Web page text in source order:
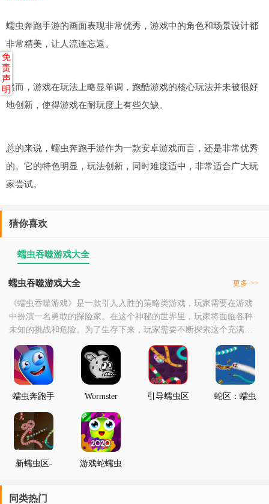
蠕虫奔跑手游的画面表现非常优秀，游戏中的角色和场景设计都
非常精美，让人流连忘返。
然而，游戏在玩法上略显单调，跑酷游戏的核心玩法并未被很好
地创新，使得游戏在耐玩度上有些欠缺。
总的来说，蠕虫奔跑手游作为一款安卓游戏而言，还是非常优秀
的。它的特色明显，玩法创新，同时难度适中，非常适合广大玩
家尝试。
猜你喜欢
蠕虫吞噬游戏大全
蠕虫吞噬游戏大全 更多 >>
《蠕虫吞噬游戏》是一款引人入胜的策略类游戏，玩家需要在游戏
中扮演一名勇敢的探险家。在这个神秘的世界里，玩家将面临各种
未知的挑战和危险。为了生存下来，玩家需要不断探索这个充满奇
遇的世界，寻找有用的资源和道具。在游戏中，玩家需要控制一条
名为“蠕虫”的小生物，通过吞噬其他生物来壮大自己。然而，并非所
有生物都愿意被吞噬，有些生物会设法抵抗并反击。因此，玩家需
要巧妙地运用策略，才能在这片土地上立足。游戏中有
蠕虫奔跑手
Wormster
虫
引导蠕虫区
蛇区：蠕虫
新蠕虫区-
游戏蛇蠕虫
同类热门
免
责
声
明